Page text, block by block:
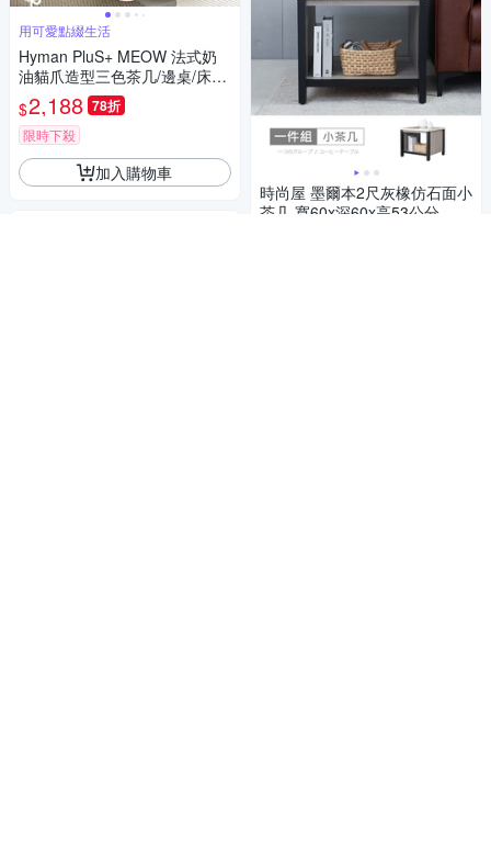
用可愛點綴生活
Hyman PluS+ MEOW 法式奶
油貓爪造型三色茶几/邊桌/床頭
櫃/矮凳/椅凳/換鞋凳/置物擺件/
居家裝飾(交換禮物/喬遷禮物)
$2,188 78折
限時下殺
加入購物車
時尚屋 墨爾本2尺灰橡仿石面小
茶几 寬60x深60x高53公分